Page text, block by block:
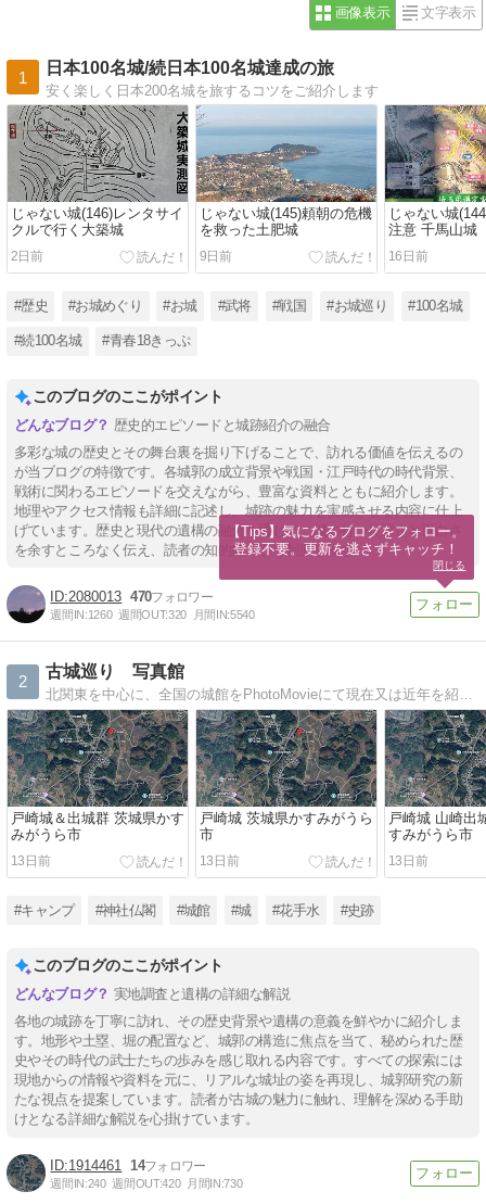
画像表示 文字表示
1
日本100名城/続日本100名城達成の旅
安く楽しく日本200名城を旅するコツをご紹介します
じゃない城(146)レンタサイ
クルで行く大築城
2日前
じゃない城(145)頼朝の危機
を救った土肥城
9日前
じゃない城
注意 千馬山城
16日前
#歴史 #お城めぐり #お城 #武将 #戦国 #お城巡り #100名城
#続100名城 #青春18きっぷ
このブログのここがポイント
歴史的エピソードと城跡紹介の融合
多彩な城の歴史とその舞台裏を掘り下げることで、訪れる価値を伝えるの
が当ブログの特徴です。各城郭の成立背景や戦国・江戸時代の時代背景、
戦術に関わるエピソードを交えながら、豊富な資料とともに紹介します。
地理やアクセス情報も詳細に記述し、城跡の魅力を実感させる内容に仕上
げています。歴史と現代の遺構の融合を通じて、城の持つ奥深さと面白さ
を余すところなく伝え、読者の知的好奇心を刺激します。
2080013 470
週間IN:1260 週間OUT:320 月間IN:5540
2
古城巡り 写真館
北関東を中心に、全国の城館をPhotoMovieにて現在又は近年を紹介して行きます。
戸崎城＆出城群 茨城県かす
みがうら市
13日前
戸崎城 茨城県かすみがうら
市
13日前
戸崎城 山崎出
すみがうら市
13日前
#キャンプ #神社仏閣 #城館 #城 #花手水 #史跡
このブログのここがポイント
実地調査と遺構の詳細な解説
各地の城跡を丁寧に訪れ、その歴史背景や遺構の意義を鮮やかに紹介しま
す。地形や土塁、堀の配置など、城郭の構造に焦点を当て、秘められた歴
史やその時代の武士たちの歩みを感じ取れる内容です。すべての探索には
現地からの情報や資料を元に、リアルな城址の姿を再現し、城郭研究の新
たな視点を提案しています。読者が古城の魅力に触れ、理解を深める手助
けとなる詳細な解説を心掛けています。
1914461 14
週間IN:240 週間OUT:420 月間IN:730
【Tips】気になるブログをフォロー。
登録不要。更新を逃さずキャッチ！
閉じる